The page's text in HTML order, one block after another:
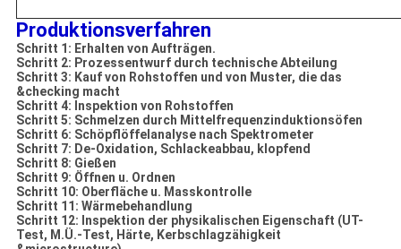
Produktionsverfahren
Schritt 1: Erhalten von Aufträgen.
Schritt 2: Prozessentwurf durch technische Abteilung
Schritt 3: Kauf von Rohstoffen und von Muster, die das
&checking macht
Schritt 4: Inspektion von Rohstoffen
Schritt 5: Schmelzen durch Mittelfrequenzinduktionsöfen
Schritt 6: Schöpflöffelanalyse nach Spektrometer
Schritt 7: De-Oxidation, Schlackeabbau, klopfend
Schritt 8: Gießen
Schritt 9: Öffnen u. Ordnen
Schritt 10: Oberfläche u. Masskontrolle
Schritt 11: Wärmebehandlung
Schritt 12: Inspektion der physikalischen Eigenschaft (UT-
Test, M.Ü.-Test, Härte, Kerbschlagzähigkeit